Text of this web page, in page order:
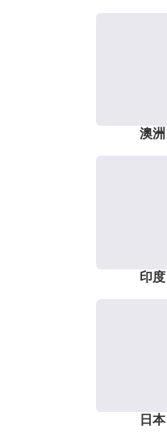
澳洲
印度
日本